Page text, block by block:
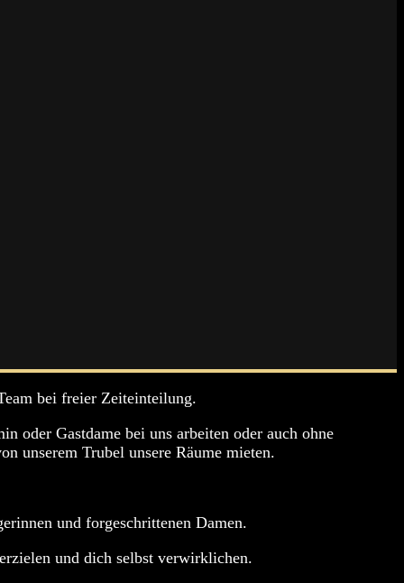
bei freier Zeiteinteilung.
oder Gastdame bei uns arbeiten oder auch ohne
unserem Trubel unsere Räume mieten.
und forgeschrittenen Damen.
und dich selbst verwirklichen.